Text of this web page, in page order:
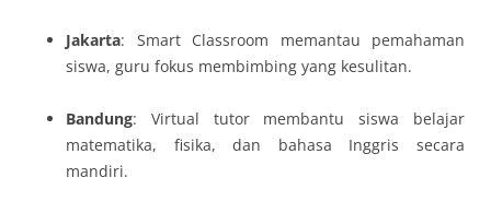
Jakarta: Smart Classroom memantau pemahaman
siswa, guru fokus membimbing yang kesulitan.
Bandung: Virtual tutor membantu siswa belajar
matematika, fisika, dan bahasa Inggris secara
mandiri.